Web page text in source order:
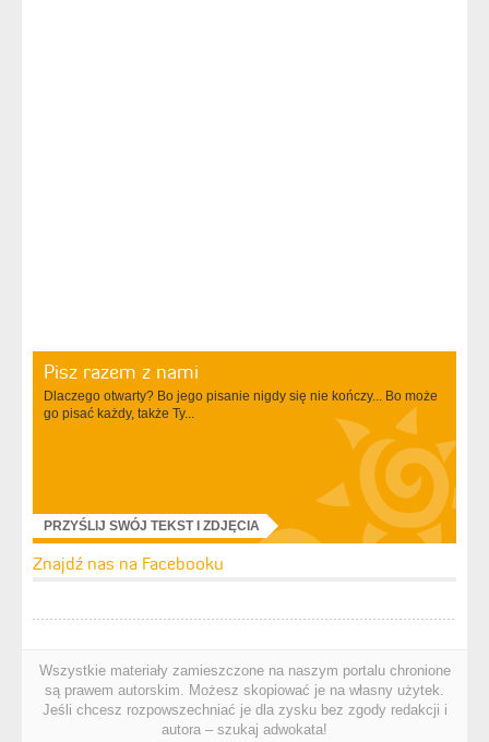
Pisz razem z nami
Dlaczego otwarty? Bo jego pisanie nigdy się nie kończy... Bo może
go pisać każdy, także Ty...
PRZYŚLIJ SWÓJ TEKST I ZDJĘCIA
Znajdź nas na Facebooku
Wszystkie materiały zamieszczone na naszym portalu chronione
są prawem autorskim. Możesz skopiować je na własny użytek.
Jeśli chcesz rozpowszechniać je dla zysku bez zgody redakcji i
autora – szukaj adwokata!